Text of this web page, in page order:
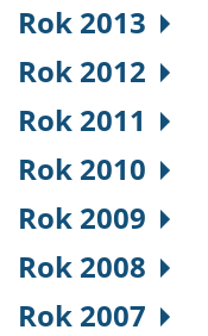
Rok 2013
Rok 2012
Rok 2011
Rok 2010
Rok 2009
Rok 2008
Rok 2007